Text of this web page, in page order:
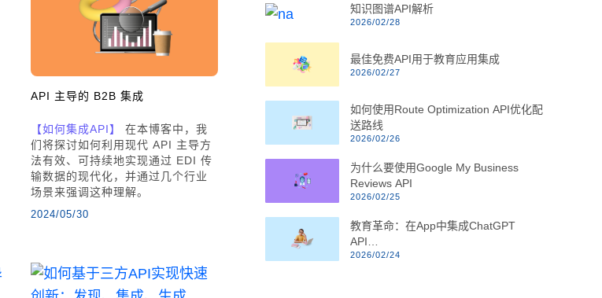
API 主导的 B2B 集成
【如何集成API】
在本博客中，我
们将探讨如何利用现代 API 主导方
法有效、可持续地实现通过 EDI 传
输数据的现代化，并通过几个行业
场景来强调这种理解。
2024/05/30
知识图谱API解析
2026/02/28
最佳免费API用于教育应用集成
2026/02/27
如何使用Route Optimization API优化配
送路线
2026/02/26
为什么要使用Google My Business
Reviews API
2026/02/25
教育革命：在App中集成ChatGPT
API…
2026/02/24